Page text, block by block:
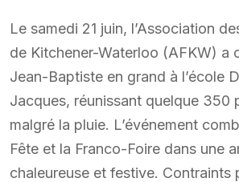
Le samedi 21 juin, l’Association
de Kitchener-Waterloo (AFKW) a
Jean-Baptiste en grand à l’école
Jacques, réunissant quelque 350
malgré la pluie. L’événement
Fête et la Franco-Foire dans une
chaleureuse et festive. Contraints